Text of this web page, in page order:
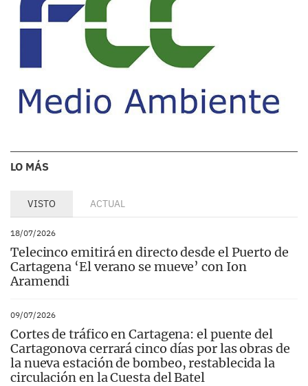
LO MÁS
VISTO ACTUAL
18/07/2026
Telecinco emitirá en directo desde el Puerto de
Cartagena ‘El verano se mueve’ con Ion
Aramendi
09/07/2026
Cortes de tráfico en Cartagena: el puente del
Cartagonova cerrará cinco días por las obras de
la nueva estación de bombeo, restablecida la
circulación en la Cuesta del Batel